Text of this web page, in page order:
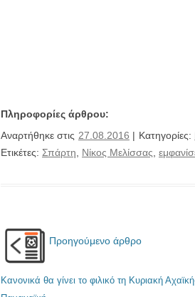
Πληροφορίες άρθρου:
Αναρτήθηκε στις 27.08.2016 | Κατηγορίες:
Ετικέτες: Σπάρτη Νίκος Μελίσσας
Προηγούμενο άρθρο
Κανονικά θα γίνει το φιλικό τη Κυριακή